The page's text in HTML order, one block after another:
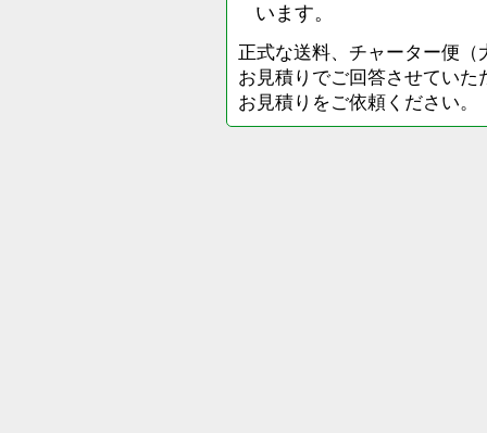
います。
正式な送料、チャーター便
お見積りでご回答させてい
お見積りをご依頼ください。